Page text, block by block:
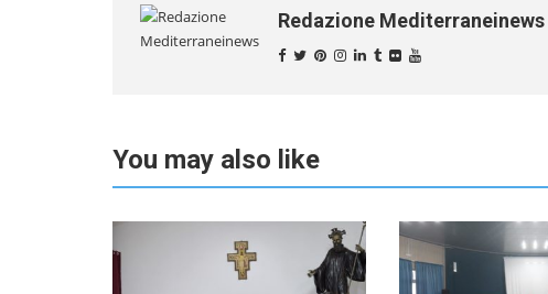
Redazione Mediterraneinews
You may also like